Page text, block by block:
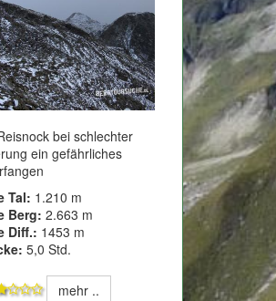
bei schlechter
ein gefährliches
Tal: 1.210 m
Berg: 2.663 m
Diff.: 1453 m
5,0 Std.
mehr ..